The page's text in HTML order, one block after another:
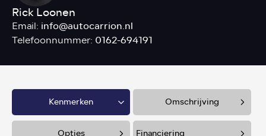
Rick Loonen
Email: info@autocarrion.nl
Telefoonnummer: 0162-694191
Kenmerken Omschrijving
Opties Financiering